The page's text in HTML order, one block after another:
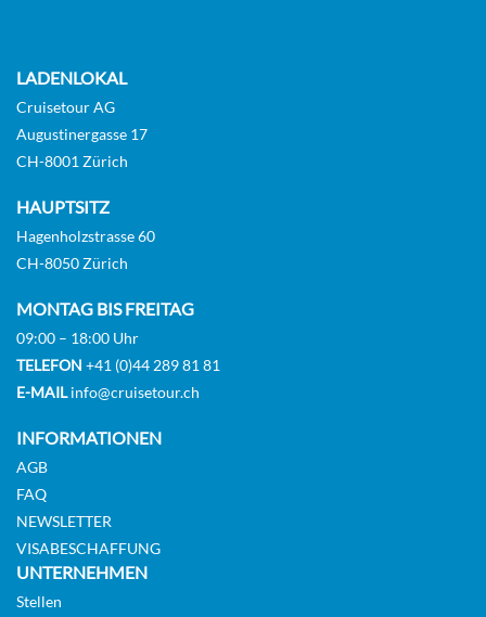
The Haven Deluxe Owner’s Suite mit
großem Balkon-[H2]
Deck 16
Suite
The Haven Owner’s Suite mit großem
Balkon-[H3]
Deck 16
Suite
LADENLOKAL
Cruisetour AG
Augustinergasse 17
CH-8001 Zürich
HAUPTSITZ
Hagenholzstrasse 60
CH-8050 Zürich
MONTAG BIS FREITAG
09:00 – 18:00 Uhr
TELEFON +41 (0)44 289 81 81
E-MAILinfo@cruisetour.ch
INFORMATIONEN
AGB
FAQ
NEWSLETTER
VISABESCHAFFUNG
UNTERNEHMEN
Stellen